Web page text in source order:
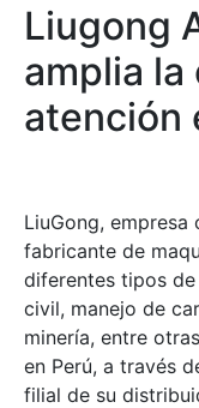
Liugong
amplia
atención
LiuGong,
fabricante de
diferentes tipos
civil, manejo de
minería, entre
en Perú, a través
filial de su